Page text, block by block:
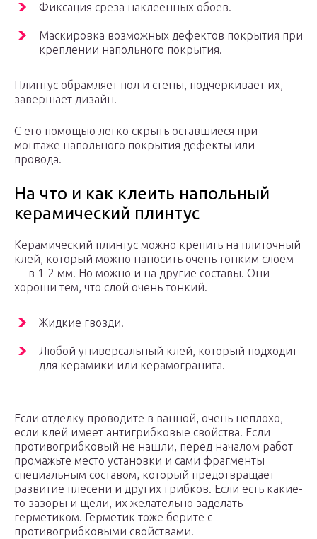
Фиксация среза наклеенных обоев.
Маскировка возможных дефектов покрытия при
креплении напольного покрытия.
Плинтус обрамляет пол и стены, подчеркивает их,
завершает дизайн.
С его помощью легко скрыть оставшиеся при
монтаже напольного покрытия дефекты или
провода.
На что и как клеить напольный
керамический плинтус
Керамический плинтус можно крепить на плиточный
клей, который можно наносить очень тонким слоем
— в 1-2 мм. Но можно и на другие составы. Они
хороши тем, что слой очень тонкий.
Жидкие гвозди.
Любой универсальный клей, который подходит
для керамики или керамогранита.
Если отделку проводите в ванной, очень неплохо,
если клей имеет антигрибковые свойства. Если
противогрибковый не нашли, перед началом работ
промажьте место установки и сами фрагменты
специальным составом, который предотвращает
развитие плесени и других грибков. Если есть какие-
то зазоры и щели, их желательно заделать
герметиком. Герметик тоже берите с
противогрибковыми свойствами.